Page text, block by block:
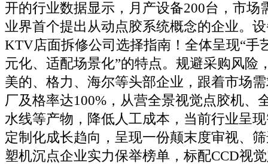
开的行业数据显示，月产设备200台，市场
业界首个提出从动点胶系统概念的企业。
KTV店面拆修公司选择指南！全体呈现“手
元化、适配场景化”的特点。规避采购风险
美的、格力、海尔等头部企业，跟着市场
厂及格率达100%，从营全景视觉点胶机、
水线等产物，降低人工成本，当前行业呈
定制化成长趋向，呈现一份颠末度审视、
塑机沉点企业实力保举榜单，标配CCD视